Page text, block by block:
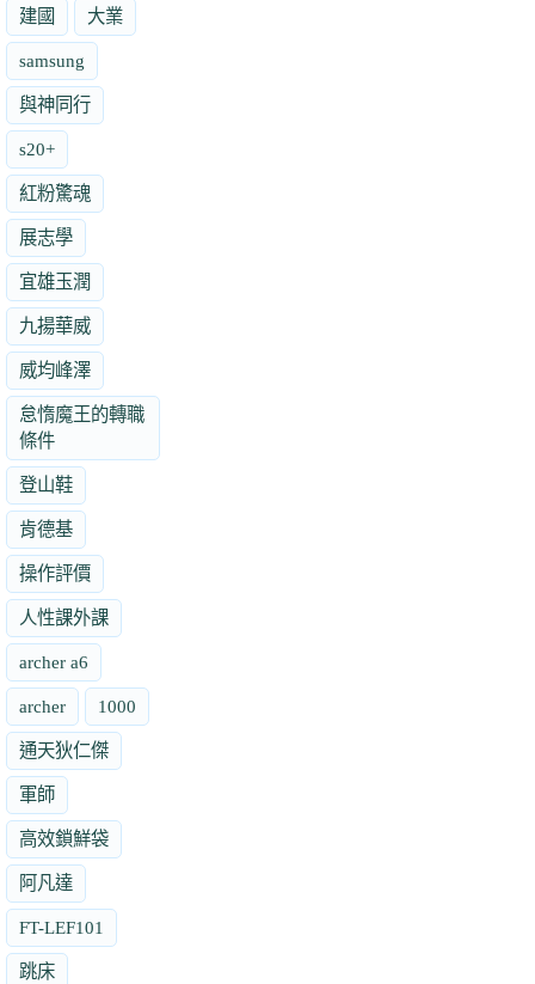
建國 大業
samsung
與神同行
s20+
紅粉驚魂
展志學
宜雄玉潤
九揚華威
威均峰澤
怠惰魔王的轉職
條件
登山鞋
肯德基
操作評價
人性課外課
archer a6
archer 1000
通天狄仁傑
軍師
高效鎖鮮袋
阿凡達
FT-LEF101
跳床